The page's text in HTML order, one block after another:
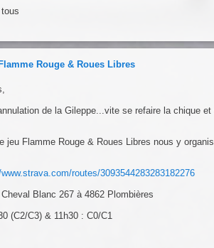
Rouge & Roues Libres
de la Gileppe...vite se refaire la chique
jeu Flamme Rouge & Roues Libres nous y
routes/3093544283283182276
Blanc 267 à 4862 Plombières
(C2/C3) & 11h30 : C0/C1